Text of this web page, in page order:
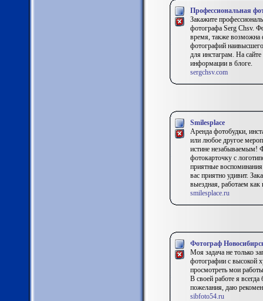
Профессиональная
Закажите
фотографа Serg Chsv.
время, также возможна
фотографий
для инстаграм. На
информации в блоге.
sergchsv.com
Smilesplace
Аренда фотобудки,
или любое другое
истине незабываемым!
фотокарточку с
приятные
вас приятно удивит.
выездная, работаем
smilesplace.ru
Фотограф
Моя задача не только
фотографии с высокой
просмотреть мои
В своей работе я
пожелания, даю
sibfoto54.ru